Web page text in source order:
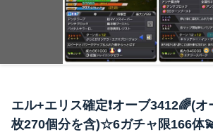
エル+エリス確定❗️オーブ3412🌈(
枚270個分を含)☆6ガチャ限166体